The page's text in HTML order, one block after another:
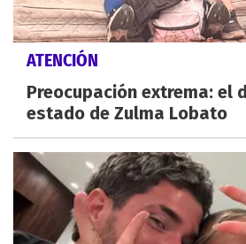
ATENCIÓN
Preocupación extrema: el
estado de Zulma Lobato